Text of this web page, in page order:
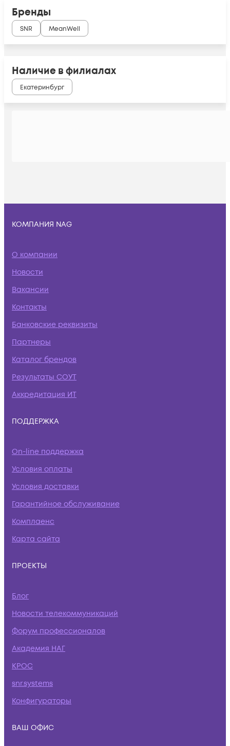
Бренды
SNR MeanWell
Наличие в филиалах
Екатеринбург
КОМПАНИЯ NAG
О компании
Новости
Вакансии
Контакты
Банковские реквизиты
Партнеры
Каталог брендов
Результаты СОУТ
Аккредитация ИТ
ПОДДЕРЖКА
On-line поддержка
Условия оплаты
Условия доставки
Гарантийное обслуживание
Комплаенс
Карта сайта
ПРОЕКТЫ
Блог
Новости телекоммуникаций
Форум профессионалов
Академия НАГ
КРОС
snr.systems
Конфигураторы
ВАШ ОФИС